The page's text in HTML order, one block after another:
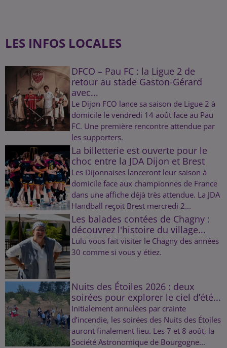
LES INFOS LOCALES
DFCO – Pau FC : la Ligue 2 de
retour au stade Gaston-Gérard
avec...
Le Dijon FCO lance sa saison de Ligue 2 à
domicile le vendredi 14 août face au Pau
FC. Une première rencontre attendue par
les supporters.
La billetterie est ouverte pour le
choc entre la JDA Dijon et Brest
Les Dijonnaises lanceront leur saison à
domicile face aux championnes de France
dans une affiche déjà très attendue. La JDA
Handball reçoit Brest mercredi 2...
Les balades contées de Chagny :
découvrez l'histoire du village...
Lulu vous fait visiter le Chagny des années
30 comme si vous y étiez.
Nuits des Étoiles 2026 : deux
soirées pour explorer le ciel d’été...
Initialement annulées par crainte
d’incendie, les soirées des Nuits des Étoiles
auront finalement lieu. Les 7 et 8 août, la
Société Astronomique de Bourgogne...